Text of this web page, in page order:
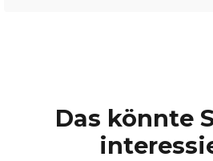
Das könnte